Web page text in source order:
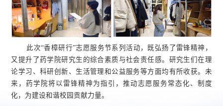
此次“香樟研行”志愿服务节系列活动，既弘扬了雷锋精神，
又提升了药学院研究生的综合素质与社会责任感。研究生们在理
论学习、科研创新、生活管理和公益服务等方面均有所收获。未
来，药学院将以雷锋精神为指引，推动志愿服务常态化、制度
化，为建设和谐校园贡献力量。